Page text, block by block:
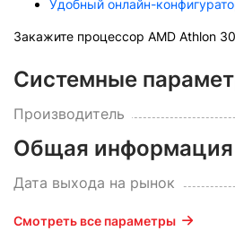
Удобный онлайн-
Закажите процессор AMD Athlon
Системные
Производитель
Общая информация
Дата выхода на рынок
Смотреть все параметры